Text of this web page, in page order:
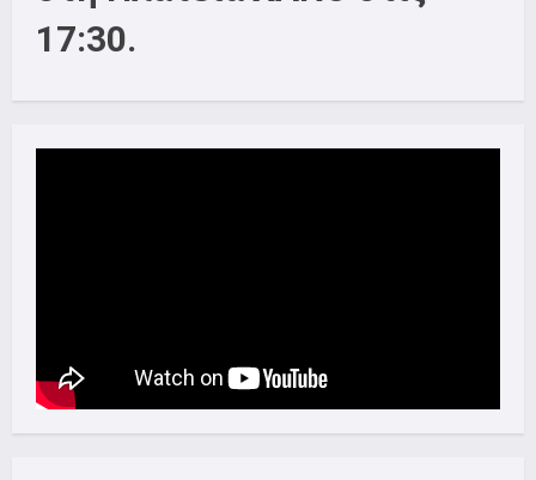
17:30.